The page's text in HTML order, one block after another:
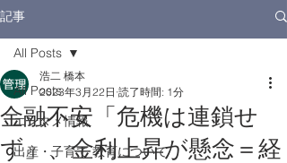
記事
All Posts
エンタメ情報
出産・子育て ​教育について
All Posts
金融不安「危機は連鎖せ
ず」、金利上昇が懸念＝経
浩二 橋本
2023年3月22日 読了時間: 1分